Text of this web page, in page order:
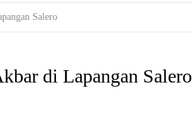
Salero
di Lapangan Salero